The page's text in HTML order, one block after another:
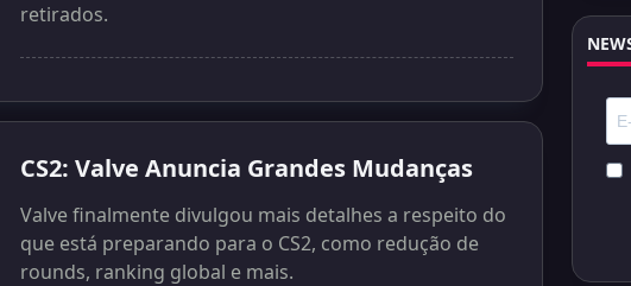
retirados.
CS2: Valve Anuncia Grandes Mudanças
Valve finalmente divulgou mais detalhes a respeito do
que está preparando para o CS2, como redução de
rounds, ranking global e mais.